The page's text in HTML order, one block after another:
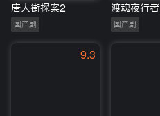
唐人街探案2
国产剧
渡魂夜行者
国产剧
9.3